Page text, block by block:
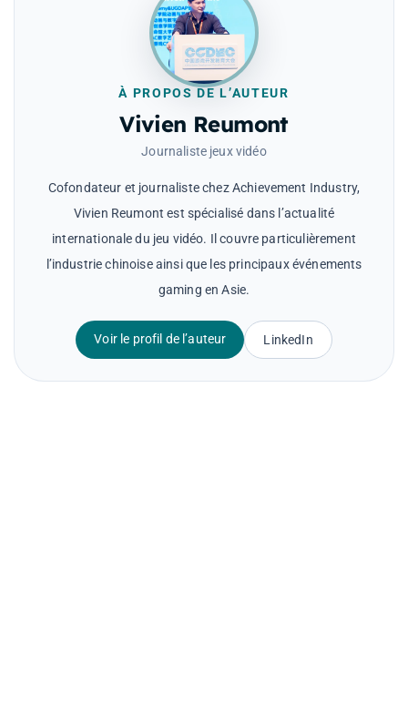
À PROPOS DE L’AUTEUR
Vivien Reumont
Journaliste jeux vidéo
Cofondateur et journaliste chez Achievement Industry,
Vivien Reumont est spécialisé dans l’actualité
internationale du jeu vidéo. Il couvre particulièrement
l’industrie chinoise ainsi que les principaux événements
gaming en Asie.
Voir le profil de l’auteur LinkedIn